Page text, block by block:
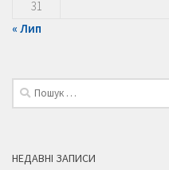
31
« Лип
Пошук:
НЕДАВНІ ЗАПИСИ